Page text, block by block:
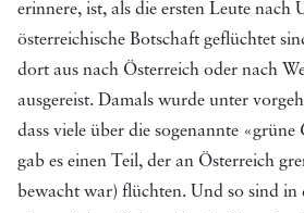
erinnere, ist, als die ersten Leute nach
österreichische Botschaft geflüchtet
dort aus nach Österreich oder nach
ausgereist. Damals wurde unter
dass viele über die sogenannte
gab es einen Teil, der an Österreich
bewacht war) flüchten. Und so sind in